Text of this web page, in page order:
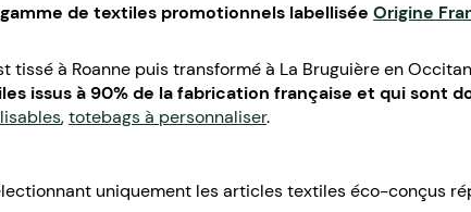
de textiles promotionnels labellisée Origine
tissé à Roanne puis transformé à La Bruguière en
issus à 90% de la fabrication française et qui sont
,totebags à personnaliser.
uniquement les articles textiles éco-conçus